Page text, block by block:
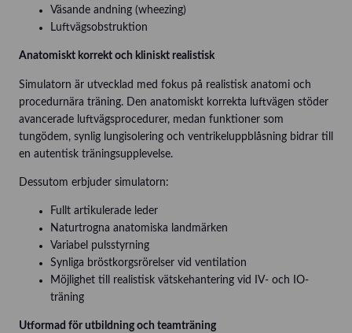
Väsande andning (wheezing)
Luftvägsobstruktion
Anatomiskt korrekt och kliniskt realistisk
Simulatorn är utvecklad med fokus på realistisk anatomi och
procedurnära träning. Den anatomiskt korrekta luftvägen stöder
avancerade luftvägsprocedurer, medan funktioner som
tungödem, synlig lungisolering och ventrikeluppblåsning bidrar till
en autentisk träningsupplevelse.
Dessutom erbjuder simulatorn:
Fullt artikulerade leder
Naturtrogna anatomiska landmärken
Variabel pulsstyrning
Synliga bröstkorgsrörelser vid ventilation
Möjlighet till realistisk vätskehantering vid IV- och IO-
träning
Utformad för utbildning och teamträning